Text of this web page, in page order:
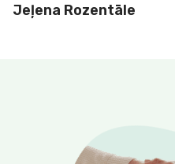
Jeļena Rozentāle